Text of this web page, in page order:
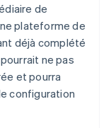
de
plateforme de
déjà complété
ne pas
et pourra
configuration